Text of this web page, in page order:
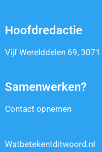
Hoofdredactie
Vijf Werelddelen 69,
Samenwerken?
Contact opnemen
Watbetekentditwoord.nl